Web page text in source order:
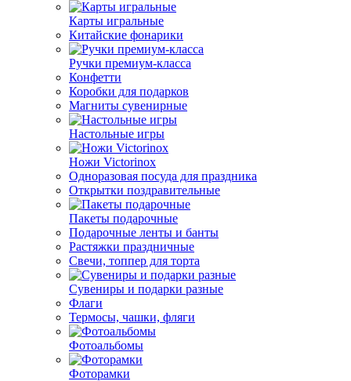
Карты игральные
Китайские фонарики
Ручки премиум-класса
Конфетти
Коробки для подарков
Магниты сувенирные
Настольные игры
Ножи Victorinox
Одноразовая посуда для праздника
Открытки поздравительные
Пакеты подарочные
Подарочные ленты и банты
Растяжки праздничные
Свечи, топпер для торта
Сувениры и подарки разные
Флаги
Термосы, чашки, фляги
Фотоальбомы
Фоторамки